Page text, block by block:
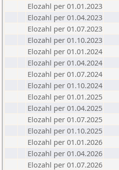
Elozahl per 01.01.2023
Elozahl per 01.04.2023
Elozahl per 01.07.2023
Elozahl per 01.10.2023
Elozahl per 01.01.2024
Elozahl per 01.04.2024
Elozahl per 01.07.2024
Elozahl per 01.10.2024
Elozahl per 01.01.2025
Elozahl per 01.04.2025
Elozahl per 01.07.2025
Elozahl per 01.10.2025
Elozahl per 01.01.2026
Elozahl per 01.04.2026
Elozahl per 01.07.2026